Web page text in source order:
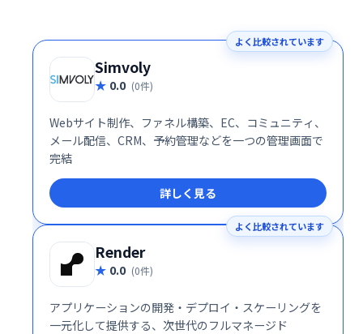
よく比較されています
Simvoly
0.0 (0件)
Webサイト制作、ファネル構築、EC、コミュニティ、
メール配信、CRM、予約管理などを一つの管理画面で
完結
詳しく見る
よく比較されています
Render
0.0 (0件)
アプリケーションの開発・デプロイ・スケーリングを
一元化して提供する、次世代のフルマネージド